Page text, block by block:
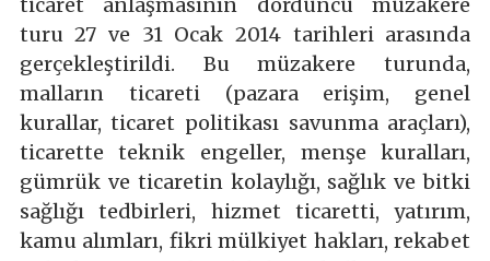
ticaret anlaşmasının dördüncü müzakere
turu 27 ve 31 Ocak 2014 tarihleri arasında
gerçekleştirildi. Bu müzakere turunda,
malların ticareti (pazara erişim, genel
kurallar, ticaret politikası savunma araçları),
ticarette teknik engeller, menşe kuralları,
gümrük ve ticaretin kolaylığı, sağlık ve bitki
sağlığı tedbirleri, hizmet ticaretti, yatırım,
kamu alımları, fikri mülkiyet hakları, rekabet